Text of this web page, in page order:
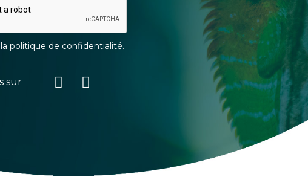
politique de confidentialité.
sur